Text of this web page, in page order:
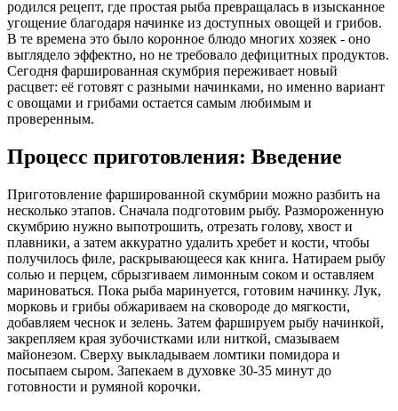
родился рецепт, где простая рыба превращалась в изысканное
угощение благодаря начинке из доступных овощей и грибов.
В те времена это было коронное блюдо многих хозяек - оно
выглядело эффектно, но не требовало дефицитных продуктов.
Сегодня фаршированная скумбрия переживает новый
расцвет: её готовят с разными начинками, но именно вариант
с овощами и грибами остается самым любимым и
проверенным.
Процесс приготовления: Введение
Приготовление фаршированной скумбрии можно разбить на
несколько этапов. Сначала подготовим рыбу. Размороженную
скумбрию нужно выпотрошить, отрезать голову, хвост и
плавники, а затем аккуратно удалить хребет и кости, чтобы
получилось филе, раскрывающееся как книга. Натираем рыбу
солью и перцем, сбрызгиваем лимонным соком и оставляем
мариноваться. Пока рыба маринуется, готовим начинку. Лук,
морковь и грибы обжариваем на сковороде до мягкости,
добавляем чеснок и зелень. Затем фаршируем рыбу начинкой,
закрепляем края зубочистками или ниткой, смазываем
майонезом. Сверху выкладываем ломтики помидора и
посыпаем сыром. Запекаем в духовке 30-35 минут до
готовности и румяной корочки.